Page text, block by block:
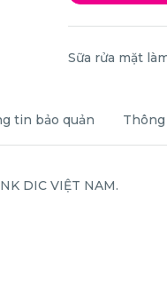
Sữa rửa mặt
tin bảo quản
DIC VIỆT NAM.